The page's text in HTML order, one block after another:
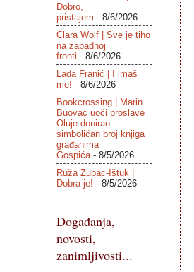
Dobro,
pristajem - 8/6/2026
Clara Wolf | Sve je tiho
na zapadnoj
fronti - 8/6/2026
Lada Franić | I imaš
me! - 8/6/2026
Bookcrossing | Marin
Buovac uoči proslave
Oluje donirao
simboličan broj knjiga
građanima
Gospića- 8/5/2026
Ruža Zubac-Ištuk |
Dobra je! - 8/5/2026
Događanja,
novosti,
zanimljivosti...